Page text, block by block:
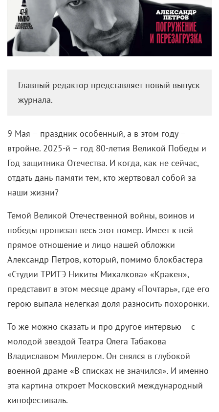
Главный редактор представляет новый выпуск
журнала.
9 Мая – праздник особенный, а в этом году –
втройне. 2025-й – год 80-летия Великой Победы и
Год защитника Отечества. И когда, как не сейчас,
отдать дань памяти тем, кто жертвовал собой за
наши жизни?
Темой Великой Отечественной войны, воинов и
победы пронизан весь этот номер. Имеет к ней
прямое отношение и лицо нашей обложки
Александр Петров, который, помимо блокбастера
«Студии ТРИТЭ Никиты Михалкова» «Кракен»,
представит в этом месяце драму «Почтарь», где его
герою выпала нелегкая доля разносить похоронки.
То же можно сказать и про другое интервью – с
молодой звездой Театра Олега Табакова
Владиславом Миллером. Он снялся в глубокой
военной драме «В списках не значился». И именно
эта картина откроет Московский международный
кинофестиваль.